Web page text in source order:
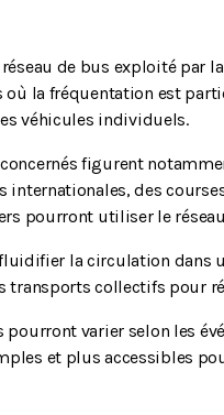
réseau de bus exploité par
la fréquentation est
véhicules individuels.
figurent
des
pourront utiliser le
la circulation dans
transports collectifs pour
pourront varier selon les
et plus accessibles